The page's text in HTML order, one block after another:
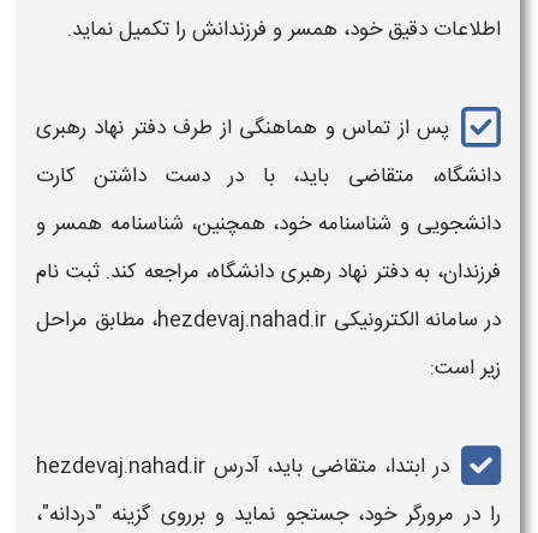
اطلاعات دقیق خود، همسر و فرزندانش را تکمیل نماید.
پس از تماس و هماهنگی از طرف دفتر نهاد رهبری
دانشگاه، متقاضی باید، با در دست داشتن کارت
دانشجوییو شناسنامه خود، همچنین، شناسنامه همسر و
فرزندان، به دفتر نهاد رهبری دانشگاه، مراجعه کند.ثبت نام
درسامانه
الکترونیکی hezdevaj.nahad.ir، مطابق مراحل
زیر است:
در ابتدا، متقاضی باید، آدرس hezdevaj.nahad.ir
را در مرورگر خود، جستجو نماید و برروی گزینه "دردانه"،